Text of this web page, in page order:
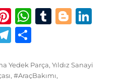
Pi
n
te
re
W
s
T
bl
B
g e
T
e a
Yedek Parça,Yıldız Sanayi
,#AraçBakımı,